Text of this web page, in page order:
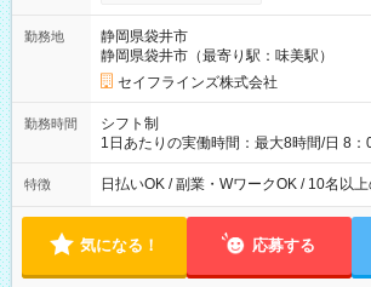
ダブルワークも可能です☺ ◎髪色、ピアス、タトゥーOK おしゃ
れも自由に楽しめます！ 【試用期間】試用期間あり 試用期間の
長さ：3ヶ月 雇用形態、給与は本採用時
勤務地
静岡県袋井市
静岡県袋井市（最寄り駅：味美駅）
セイフラインズ株式会社
勤務時間
シフト制
1日あたりの実働時間：最大8時間/日 8
っては多少時間は前後します ▶残業ほとんどなし！ ▶時間より
早く終わることの方が多いと思います。
望の方は夜勤（21:00～6:00）のお仕事
特徴 日払いOK / 副業・WワークOK / 10名以
気になる！ 応募する